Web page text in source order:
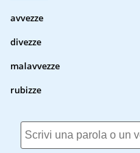
avvezze
divezze
malavvezze
rubizze